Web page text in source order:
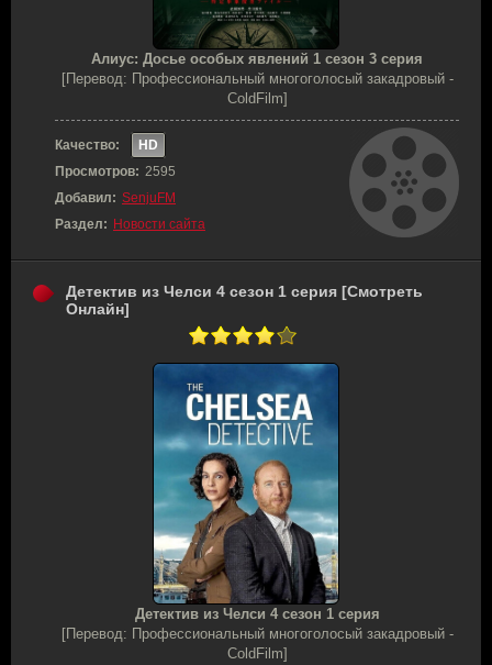
Алиус: Досье особых явлений 1 сезон 3 серия
[Перевод: Профессиональный многоголосый закадровый -
ColdFilm]
Качество:
HD
Просмотров: 2595
Добавил: SenjuFM
Раздел: Новости сайта
Детектив из Челси 4 сезон 1 серия [Смотреть
Онлайн]
Детектив из Челси 4 сезон 1 серия
[Перевод: Профессиональный многоголосый закадровый -
ColdFilm]